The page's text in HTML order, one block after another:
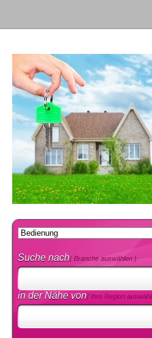
Suche nach( Branche auswählen )
in der Nähe von( Ihre Region